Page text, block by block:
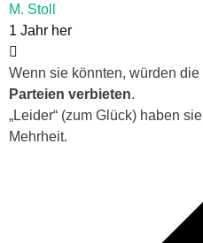
M. Stoll
1 Jahr her
Wenn sie könnten, würden die
Parteien verbieten.
„Leider“ (zum Glück) haben sie
Mehrheit.